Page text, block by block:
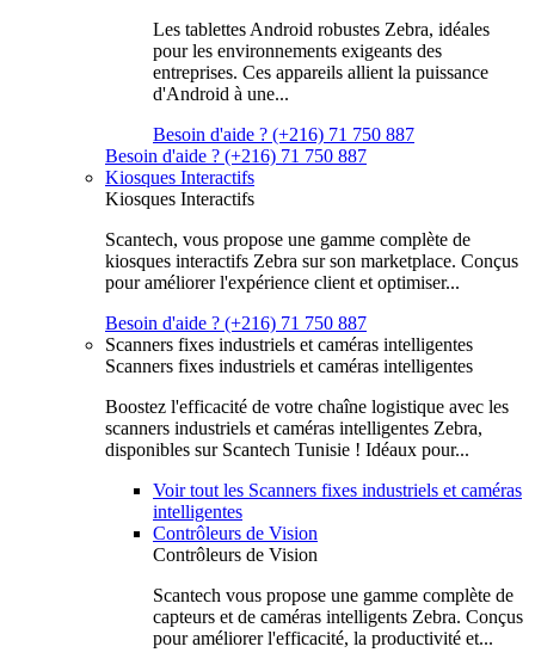
Les tablettes Android robustes Zebra, idéales
pour les environnements exigeants des
entreprises. Ces appareils allient la puissance
d'Android à une...
Besoin d'aide ? (+216) 71 750 887
Besoin d'aide ? (+216) 71 750 887
Kiosques Interactifs
Kiosques Interactifs
Scantech, vous propose une gamme complète de
kiosques interactifs Zebra sur son marketplace. Conçus
pour améliorer l'expérience client et optimiser...
Besoin d'aide ? (+216) 71 750 887
Scanners fixes industriels et caméras intelligentes
Scanners fixes industriels et caméras intelligentes
Boostez l'efficacité de votre chaîne logistique avec les
scanners industriels et caméras intelligentes Zebra,
disponibles sur Scantech Tunisie ! Idéaux pour...
Voir tout les Scanners fixes industriels et caméras
intelligentes
Contrôleurs de Vision
Contrôleurs de Vision
Scantech vous propose une gamme complète de
capteurs et de caméras intelligents Zebra. Conçus
pour améliorer l'efficacité, la productivité et...